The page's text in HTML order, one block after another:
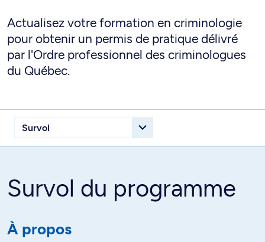
Actualisez votre formation en criminologie
pour obtenir un permis de pratique délivré
par l'Ordre professionnel des criminologues
du Québec.
Survol du programme
À propos